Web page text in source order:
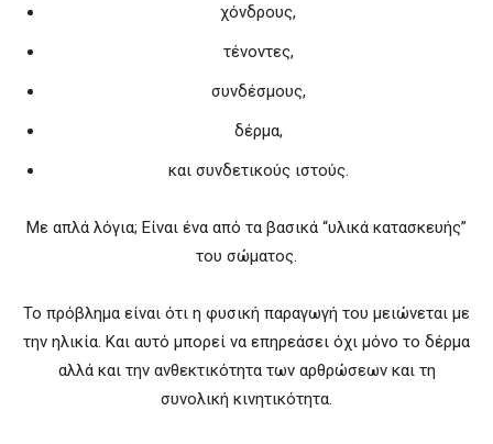
χόνδρους,
τένοντες,
συνδέσμους,
δέρμα,
και συνδετικούς ιστούς.
Με απλά λόγια; Είναι ένα από τα βασικά “υλικά κατασκευής”
του σώματος.
Το πρόβλημα είναι ότι η φυσική παραγωγή του μειώνεται με
την ηλικία. Και αυτό μπορεί να επηρεάσει όχι μόνο το δέρμα
αλλά και την ανθεκτικότητα των αρθρώσεων και τη
συνολική κινητικότητα.